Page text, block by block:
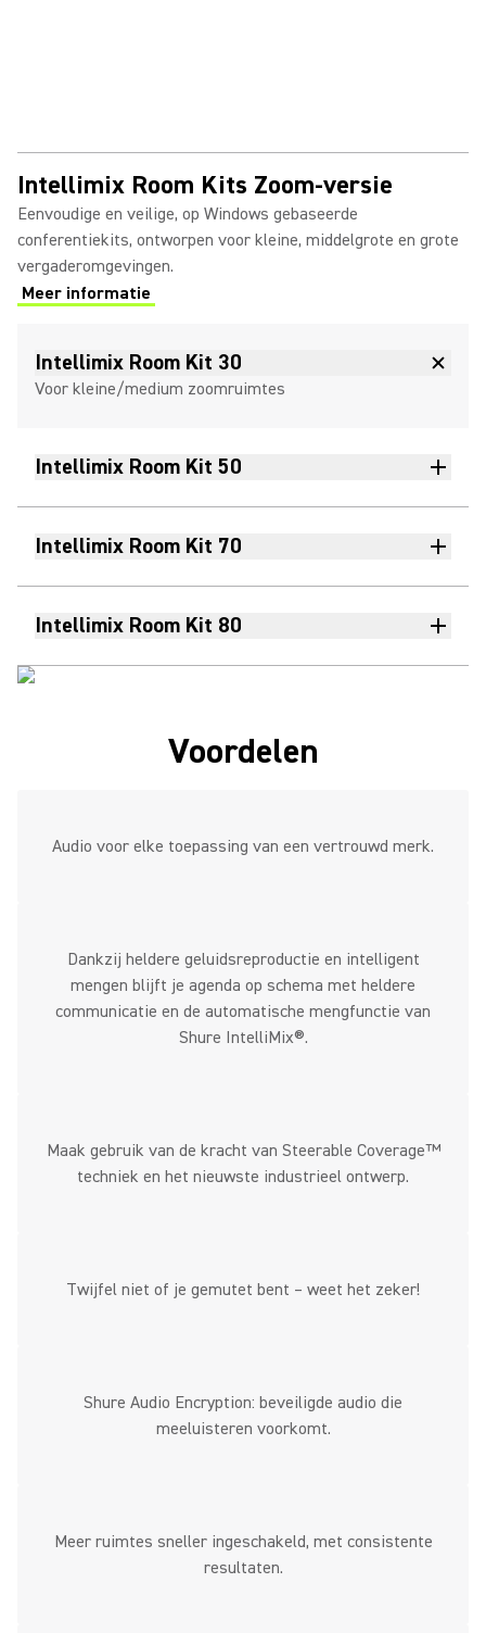
Intellimix Room Kits Zoom-versie
Eenvoudige en veilige, op Windows gebaseerde
conferentiekits, ontworpen voor kleine, middelgrote en grote
vergaderomgevingen.
Meer informatie
(Opens in a new tab)
Intellimix Room Kit 30
Voor kleine/medium zoomruimtes
Intellimix Room Kit 50
Intellimix Room Kit 70
Intellimix Room Kit 80
Voordelen
Audio voor elke toepassing van een vertrouwd merk.
Dankzij heldere geluidsreproductie en intelligent
mengen blijft je agenda op schema met heldere
communicatie en de automatische mengfunctie van
Shure IntelliMix®.
Maak gebruik van de kracht van Steerable Coverage™
techniek en het nieuwste industrieel ontwerp.
Twijfel niet of je gemutet bent – weet het zeker!
Shure Audio Encryption: beveiligde audio die
meeluisteren voorkomt.
Meer ruimtes sneller ingeschakeld, met consistente
resultaten.